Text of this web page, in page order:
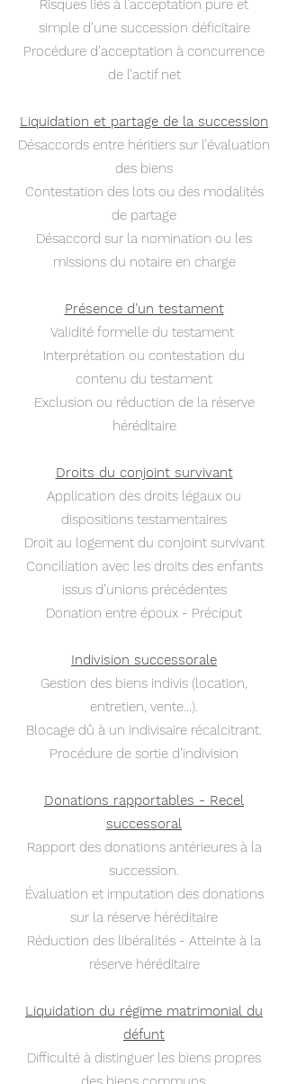
Risques liés à l’acceptation pure et
simple d’une succession déficitaire
Procédure d’acceptation à concurrence
de l’actif net
Liquidation et partage de la succession
Désaccords entre héritiers sur l’évaluation
des biens
Contestation des lots ou des modalités
de partage
Désaccord sur la nomination ou les
missions du notaire en charge
Présence d’un testament
Validité formelle du testament
Interprétation ou contestation du
contenu du testament
Exclusion ou réduction de la réserve
héréditaire
Droits du conjoint survivant
Application des droits légaux ou
dispositions testamentaires
Droit au logement du conjoint survivant
Conciliation avec les droits des enfants
issus d’unions précédentes
Donation entre époux - Préciput
Indivision successorale
Gestion des biens indivis (location,
entretien, vente…).
Blocage dû à un indivisaire récalcitrant.
Procédure de sortie d’indivision
Donations rapportables - Recel
successoral
Rapport des donations antérieures à la
succession.
Évaluation et imputation des donations
sur la réserve héréditaire
Réduction des libéralités - Atteinte à la
réserve héréditaire
Liquidation du régime matrimonial du
défunt
Difficulté à distinguer les biens propres